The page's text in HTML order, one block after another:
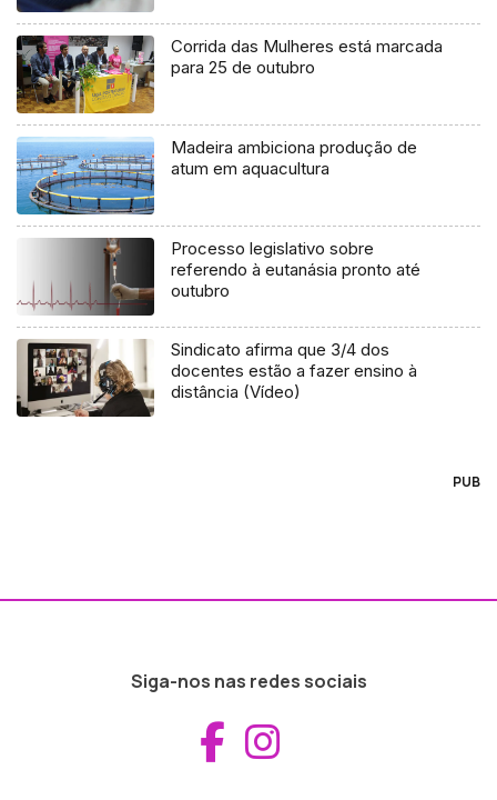
Corrida das Mulheres está marcada
para 25 de outubro
Madeira ambiciona produção de
atum em aquacultura
Processo legislativo sobre
referendo à eutanásia pronto até
outubro
Sindicato afirma que 3/4 dos
docentes estão a fazer ensino à
distância (Vídeo)
PUB
Siga-nos nas redes sociais
Aceder ao